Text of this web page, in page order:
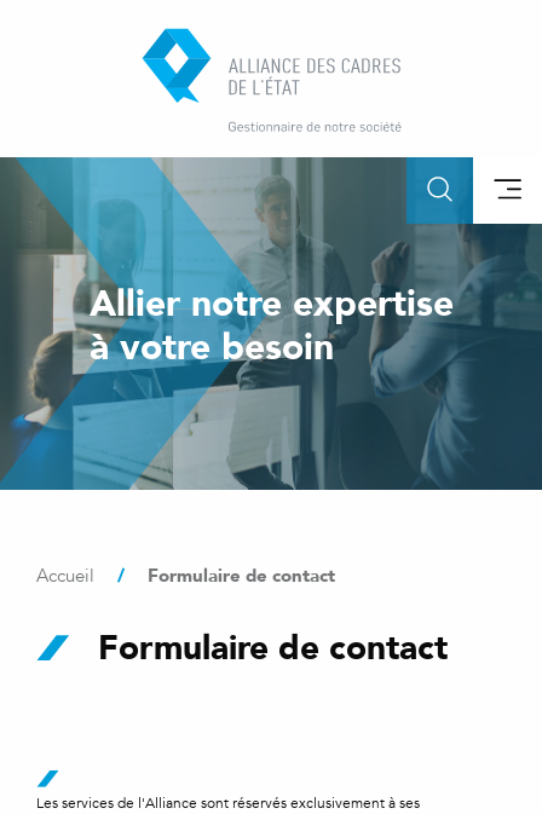
Allier notre expertise
à votre besoin
Accueil / Formulaire de contact
Formulaire de contact
Les services de l'Alliance sont réservés exclusivement à ses